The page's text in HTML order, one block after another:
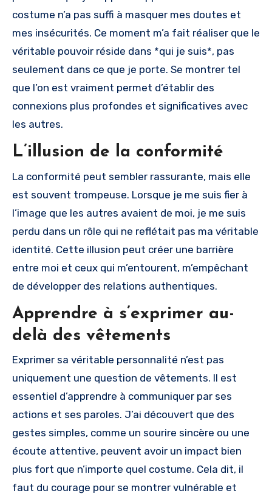
costume n’a pas suffi à masquer mes doutes et
mes insécurités. Ce moment m’a fait réaliser que le
véritable pouvoir réside dans *qui je suis*, pas
seulement dans ce que je porte. Se montrer tel
que l’on est vraiment permet d’établir des
connexions plus profondes et significatives avec
les autres.
L’illusion de la conformité
La conformité peut sembler rassurante, mais elle
est souvent trompeuse. Lorsque je me suis fier à
l’image que les autres avaient de moi, je me suis
perdu dans un rôle qui ne reflétait pas ma véritable
identité. Cette illusion peut créer une barrière
entre moi et ceux qui m’entourent, m’empêchant
de développer des relations authentiques.
Apprendre à s’exprimer au-
delà des vêtements
Exprimer sa véritable personnalité n’est pas
uniquement une question de vêtements. Il est
essentiel d’apprendre à communiquer par ses
actions et ses paroles. J’ai découvert que des
gestes simples, comme un sourire sincère ou une
écoute attentive, peuvent avoir un impact bien
plus fort que n’importe quel costume. Cela dit, il
faut du courage pour se montrer vulnérable et